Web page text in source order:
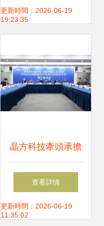
業格局及未來發展
人需求引爆，執行
器行業打開高增長
更新時間：2026-06-19
19:23:35
晶方科技牽頭承擔
國家重點研發計劃
項目正式啟動實施
查看詳情
更新時間：2026-06-19
11:35:02